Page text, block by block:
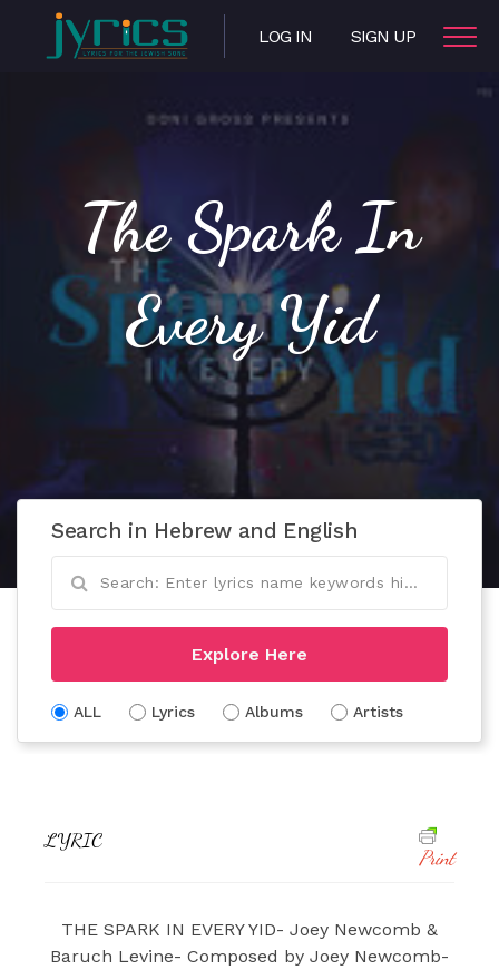
LOG IN SIGN UP
The Spark In
Every Yid
Search in Hebrew and English
Explore Here
ALL Lyrics Albums Artists
LYRIC
Print
THE SPARK IN EVERY YID- Joey Newcomb &
Baruch Levine- Composed by Joey Newcomb-